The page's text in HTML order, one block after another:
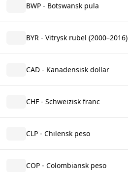
BWP - Botswansk pula
BYR - Vitrysk rubel (2000–2016)
CAD - Kanadensisk dollar
CHF - Schweizisk franc
CLP - Chilensk peso
COP - Colombiansk peso